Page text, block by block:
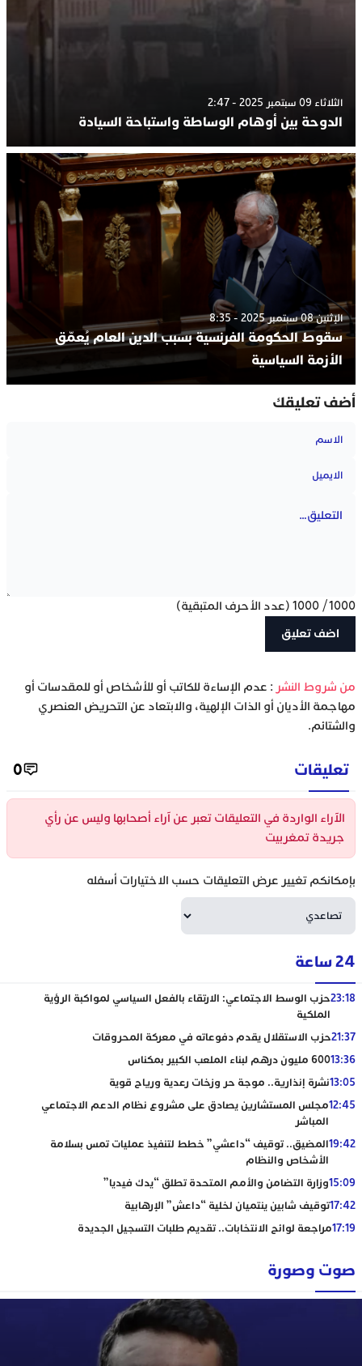
الثلاثاء 09 سبتمبر 2025 - 2:47
الدوحة بين أوهام الوساطة واستباحة السيادة
الإثنين 08 سبتمبر 2025 - 8:35
سقوط الحكومة الفرنسية بسبب الدين العام يُعمّق
الأزمة السياسية
أضف تعليقك
1000
/
1000 (عدد الأحرف المتبقية)
‫من شروط النشر : عدم الإساءة للكاتب أو للأشخاص أو للمقدسات أو
مهاجمة الأديان أو الذات الإلهية، والابتعاد عن التحريض العنصري
والشتائم.
تعليقات 0
الآراء الواردة في التعليقات تعبر عن آراء أصحابها وليس عن رأي
جريدة تمغربيت
بإمكانكم تغيير عرض التعليقات حسب الاختيارات أسفله
24 ساعة
23:18حزب الوسط الاجتماعي: الارتقاء بالفعل السياسي لمواكبة الرؤية
الملكية
21:37حزب الاستقلال يقدم دفوعاته في معركة المحروقات
13:36600 مليون درهم لبناء الملعب الكبير بمكناس
13:05نشرة إنذارية.. موجة حر وزخات رعدية ورياح قوية
12:45مجلس المستشارين يصادق على مشروع نظام الدعم الاجتماعي
المباشر
19:42المضيق.. توقيف “داعشي” خطط لتنفيذ عمليات تمس بسلامة
الأشخاص والنظام
15:09وزارة التضامن والأمم المتحدة تطلق “يدك فيديا”
17:42توقيف شابين ينتميان لخلية “داعش” الإرهابية
17:19مراجعة لوائح الانتخابات.. تقديم طلبات التسجيل الجديدة
صوت وصورة